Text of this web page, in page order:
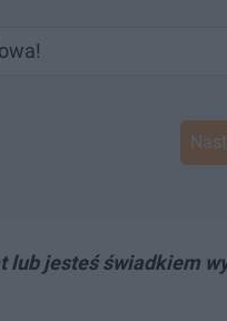
lub jesteś świadkiem